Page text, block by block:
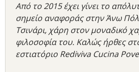
Από το 2015 έχει γίνει το
σημείο αναφοράς στην Άνω
Τσινάρι, χάρη στον μοναδικό
φιλοσοφία του. Καλώς ήρθες
εστιατόριο Rediviva Cucina